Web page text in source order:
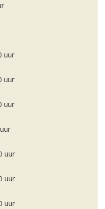
uur
uur
uur
uur
uur
uur